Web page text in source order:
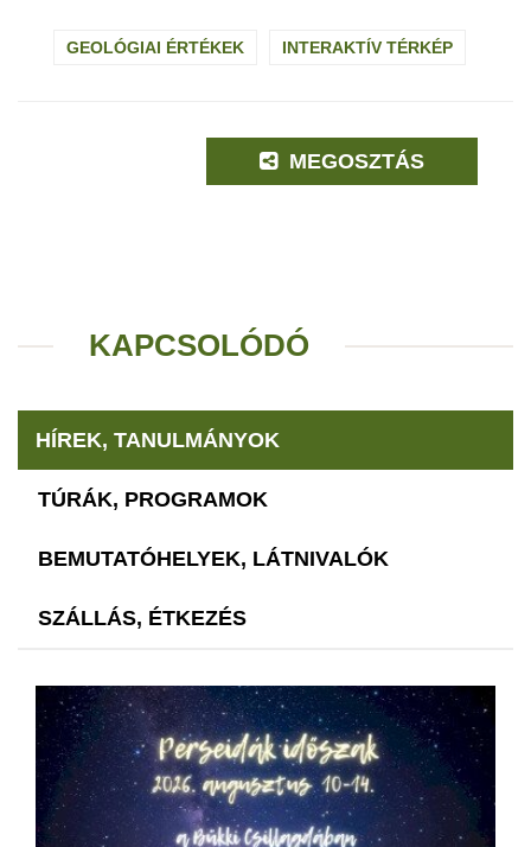
GEOLÓGIAI ÉRTÉKEK INTERAKTÍV TÉRKÉP
MEGOSZTÁS
KAPCSOLÓDÓ
HÍREK, TANULMÁNYOK
TÚRÁK, PROGRAMOK
BEMUTATÓHELYEK, LÁTNIVALÓK
SZÁLLÁS, ÉTKEZÉS